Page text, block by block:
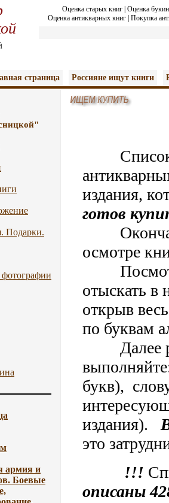
Оценка старых книг| Оценка
Оценка антикварных книг Покупка
страница Россияне ищут книги
Подарки.
армия и
Боевые
издания,
готов
осмотре
отыскать
открыв
по буквам
Далее
букв),
издания).
это
!!!
описаны